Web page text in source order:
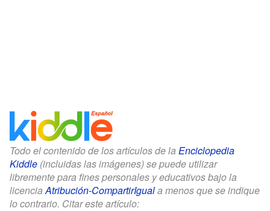
Todo el contenido de los artículos de la Enciclopedia
Kiddle (incluidas las imágenes) se puede utilizar
libremente para fines personales y educativos bajo la
licenciaAtribución-CompartirIguala menos que se indique
lo contrario. Citar este artículo: